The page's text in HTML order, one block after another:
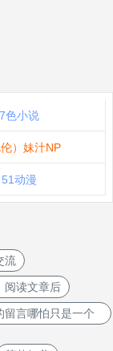
7色小说
伦）妹汁NP
51动漫
流
读文章后
哪怕只是一个